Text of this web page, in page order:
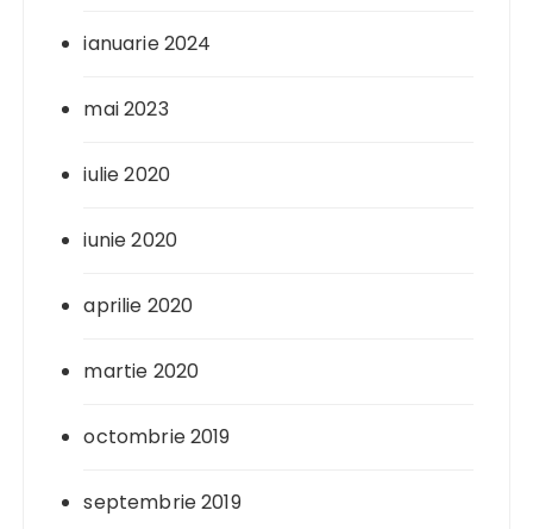
ianuarie 2024
mai 2023
iulie 2020
iunie 2020
aprilie 2020
martie 2020
octombrie 2019
septembrie 2019